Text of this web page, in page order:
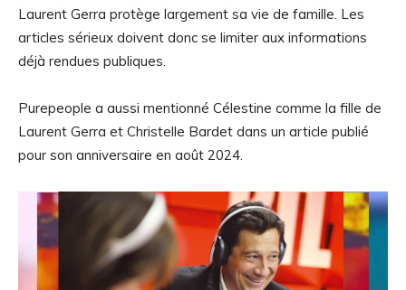
Laurent Gerra protège largement sa vie de famille. Les
articles sérieux doivent donc se limiter aux informations
déjà rendues publiques.
Purepeople a aussi mentionné Célestine comme la fille de
Laurent Gerra et Christelle Bardet dans un article publié
pour son anniversaire en août 2024.